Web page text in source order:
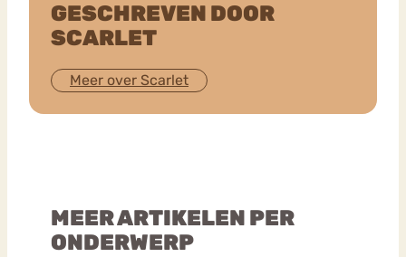
GESCHREVEN DOOR
SCARLET
Meer over Scarlet
MEER ARTIKELEN PER
ONDERWERP